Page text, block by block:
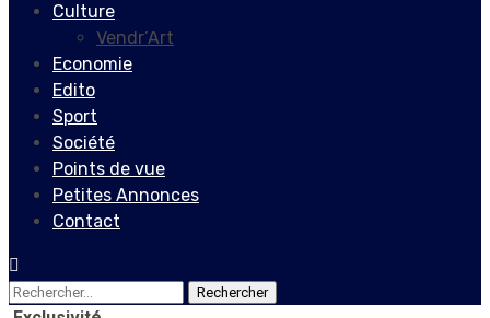
Culture
Vendr’Art
Economie
Edito
Sport
Société
Points de vue
Petites Annonces
Contact
Rechercher :